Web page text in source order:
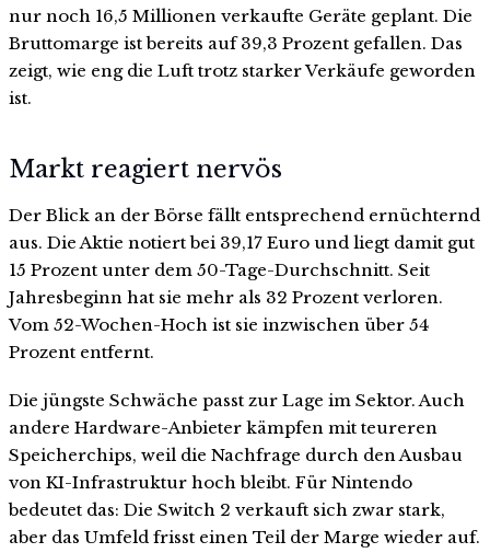
nur noch 16,5 Millionen verkaufte Geräte geplant. Die
Bruttomarge ist bereits auf 39,3 Prozent gefallen. Das
zeigt, wie eng die Luft trotz starker Verkäufe geworden
ist.
Markt reagiert nervös
Der Blick an der Börse fällt entsprechend ernüchternd
aus. Die Aktie notiert bei 39,17 Euro und liegt damit gut
15 Prozent unter dem 50-Tage-Durchschnitt. Seit
Jahresbeginn hat sie mehr als 32 Prozent verloren.
Vom 52-Wochen-Hoch ist sie inzwischen über 54
Prozent entfernt.
Die jüngste Schwäche passt zur Lage im Sektor. Auch
andere Hardware-Anbieter kämpfen mit teureren
Speicherchips, weil die Nachfrage durch den Ausbau
von KI-Infrastruktur hoch bleibt. Für Nintendo
bedeutet das: Die Switch 2 verkauft sich zwar stark,
aber das Umfeld frisst einen Teil der Marge wieder auf.